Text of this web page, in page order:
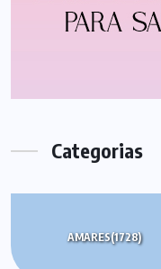
Categorias
AMARES(1728)